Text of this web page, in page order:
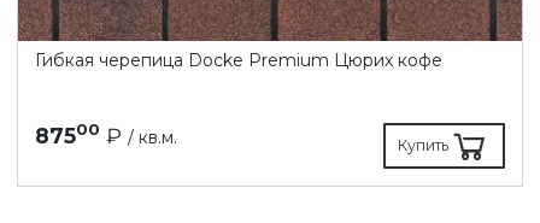
Гибкая черепица Docke Premium Цюрих кофе
87500 ₽ / кв.м. Купить